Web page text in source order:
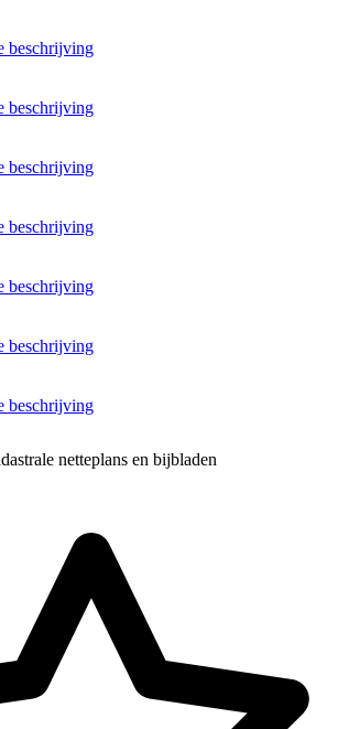
beschrijving
beschrijving
beschrijving
beschrijving
beschrijving
beschrijving
beschrijving
netteplans en bijbladen